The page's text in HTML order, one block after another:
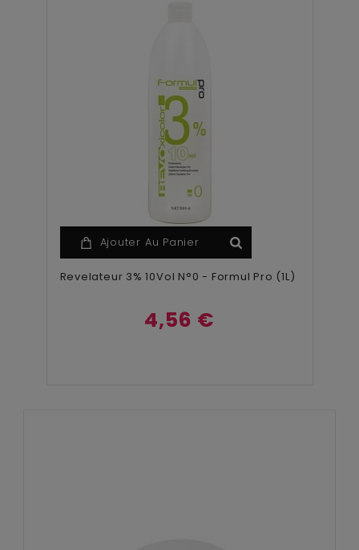
Ajouter Au Panier
Revelateur 3% 10Vol N°0 - Formul Pro (1L)
4,56 €